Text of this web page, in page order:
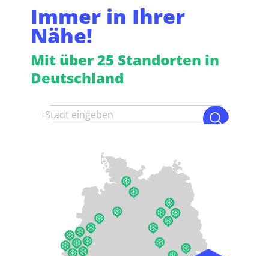
Immer in Ihrer
Nähe!
Mit über 25 Standorten in
Deutschland